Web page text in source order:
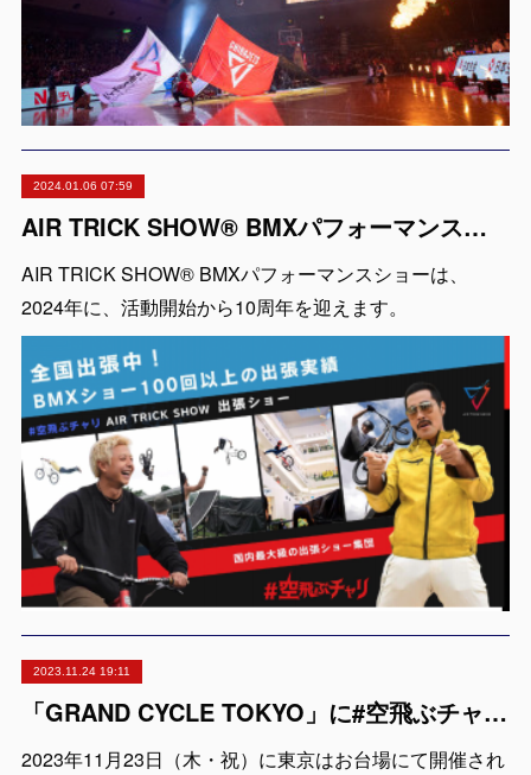
2024.01.06 07:59
AIR TRICK SHOW® BMXパフォーマンスショー「2024年活動開始から10周年を迎えます」
AIR TRICK SHOW® BMXパフォーマンスショーは、
2024年に、活動開始から10周年を迎えます。
2023.11.24 19:11
「GRAND CYCLE TOKYO」に#空飛ぶチャリ AIR TRICK SHOW が出演
2023年11月23日（木・祝）に東京はお台場にて開催され